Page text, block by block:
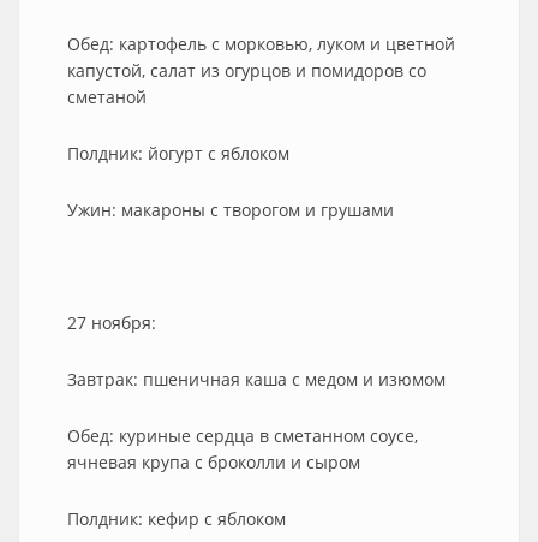
Обед: картофель с морковью, луком и цветной
капустой, салат из огурцов и помидоров со
сметаной
Полдник: йогурт с яблоком
Ужин: макароны с творогом и грушами
27 ноября:
Завтрак: пшеничная каша с медом и изюмом
Обед: куриные сердца в сметанном соусе,
ячневая крупа с броколли и сыром
Полдник: кефир с яблоком